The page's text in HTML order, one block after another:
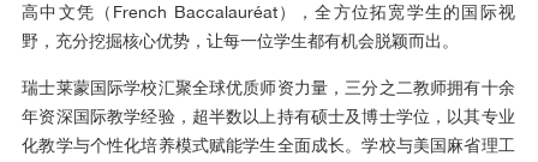
高中文凭（French Baccalauréat），全方位拓宽学生的国际视
野，充分挖掘核心优势，让每一位学生都有机会脱颖而出。
瑞士莱蒙国际学校汇聚全球优质师资力量，三分之二教师拥有十余
年资深国际教学经验，超半数以上持有硕士及博士学位，以其专业
化教学与个性化培养模式赋能学生全面成长。学校与美国麻省理工